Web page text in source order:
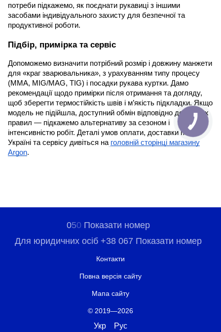
потреби підкажемо, як поєднати рукавиці з іншими
засобами індивідуального захисту для безпечної та
продуктивної роботи.
Підбір, примірка та сервіс
Допоможемо визначити потрібний розмір і довжину манжети
для «краг зварювальника», з урахуванням типу процесу
(MMA, MIG/MAG, TIG) і посадки рукава куртки. Дамо
рекомендації щодо примірки після отримання та догляду,
щоб зберегти термостійкість швів і м’якість підкладки. Якщо
модель не підійшла, доступний обмін відповідно до чинних
правил — підкажемо альтернативу за сезоном і
інтенсивністю робіт. Деталі умов оплати, доставки по
Україні та сервісу дивіться на головній сторінці магазину
Argon.
050 Показати номер
Для юридичних осіб +38 067 Показати номер
Контакти
Повна версія сайту
Мапа сайту
© 2019—2026
Укр Рус